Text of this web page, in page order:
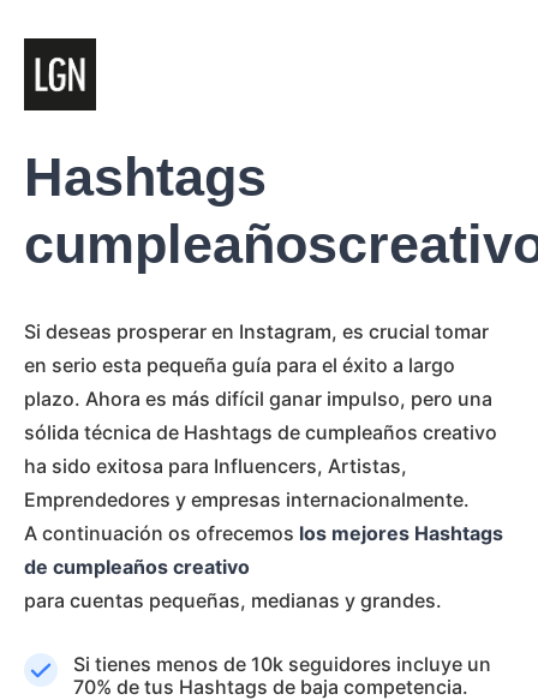
Hashtags
Si deseas prosperar en Instagram, es crucial tomar
en serio esta pequeña guía para el éxito a largo
plazo. Ahora es más difícil ganar impulso, pero una
sólida técnica de Hashtags de cumpleaños creativo
ha sido exitosa para Influencers, Artistas,
Emprendedores y empresas internacionalmente.
A continuación os ofrecemos los mejores Hashtags
de cumpleaños creativo
para cuentas pequeñas, medianas y grandes.
Si tienes menos de 10k seguidores incluye un
70% de tus Hashtags de baja competencia.